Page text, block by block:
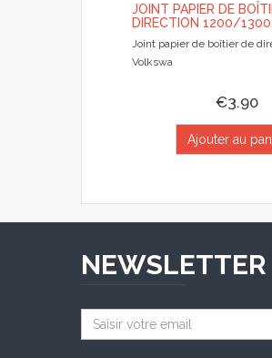
JOINT PAPIER DE
DIRECTION 1200/
Joint papier de boîtier de
Volkswa
€3.90
Ajouter au
NEWSLETTER